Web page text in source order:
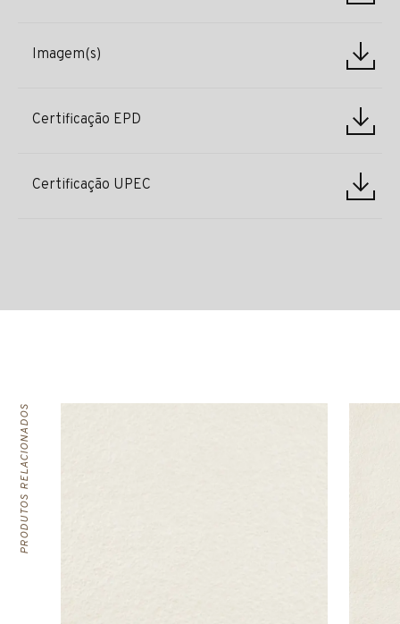
Imagem(s)
Certificação EPD
Certificação UPEC
PRODUTOS RELACIONADOS